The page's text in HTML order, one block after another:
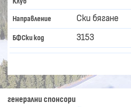
Направление Ски бягане
БФСки код 3153
генерални спонсори